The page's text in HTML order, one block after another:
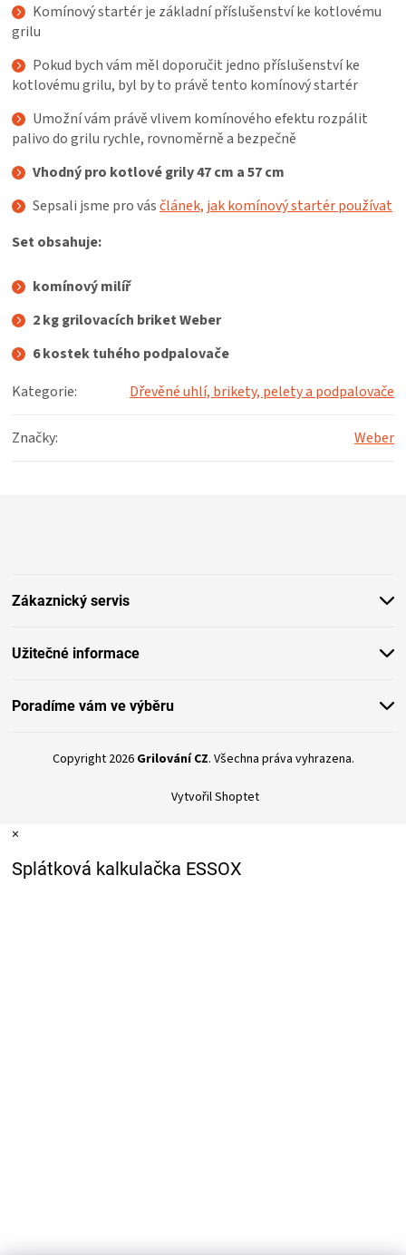
KOŠILE
VÍNO
DÁRKOVÉ
ZNAČKY
MĚNA
(CZK)
PŘIHLÁŠENÍ
Komínový startér je základní příslušenství ke kotlovému
grilu
Pokud bych vám měl doporučit jedno příslušenství ke
kotlovému grilu, byl by to právě tento komínový startér
Umožní vám právě vlivem komínového efektu rozpálit
palivo do grilu rychle, rovnoměrně a bezpečně
Vhodný pro kotlové grily 47 cm a 57 cm
Sepsali jsme pro vásčlánek, jak komínový startér používat
Set obsahuje:
komínový milíř
2 kg grilovacích briket Weber
6 kostek tuhého podpalovače
Kategorie: Dřevěné uhlí, brikety, pelety a podpalovače
Značky: Weber
Zákaznický servis
Užitečné informace
Poradíme vám ve výběru
Vytvořil Shoptet
Copyright 2026 Grilování CZ. Všechna práva vyhrazena.
×
Splátková kalkulačka ESSOX